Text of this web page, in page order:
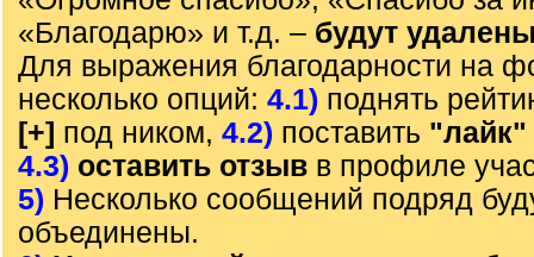
«Благодарю» и т.д. – будут
Для выражения благодарности на
несколько опций: 4.1) поднять
[+] под ником, 4.2) поставить "лайк"
4.3) оставить отзыв в профиле
5) Несколько сообщений подряд
объединены.